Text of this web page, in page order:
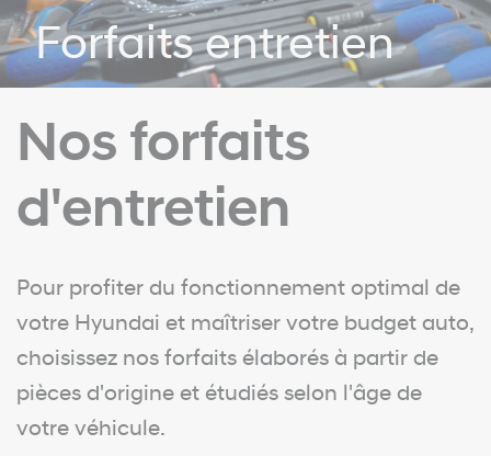
Forfaits entretien
Nos forfaits
d'entretien
Pour profiter du fonctionnement optimal de
votre Hyundai et maîtriser votre budget auto,
choisissez nos forfaits élaborés à partir de
pièces d'origine et étudiés selon l'âge de
votre véhicule.